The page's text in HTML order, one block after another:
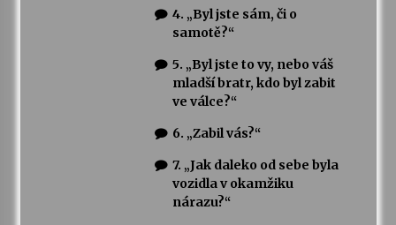
4. „Byl jste sám, či o
samotě?“
5. „Byl jste to vy, nebo váš
mladší bratr, kdo byl zabit
ve válce?“
6. „Zabil vás?“
7. „Jak daleko od sebe byla
vozidla v okamžiku
nárazu?“